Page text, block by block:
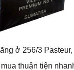
ở 256/3
thuận tiện